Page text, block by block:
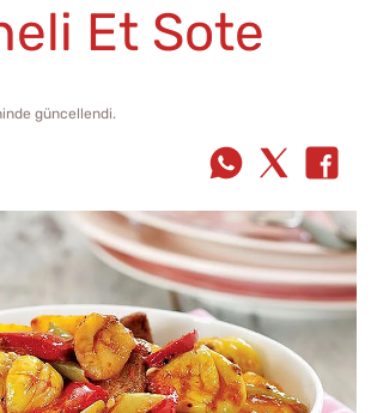
Et Sote
güncellendi.